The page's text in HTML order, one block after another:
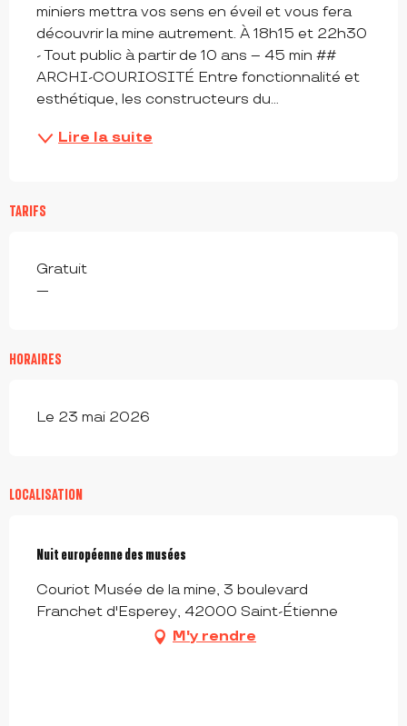
miniers mettra vos sens en éveil et vous fera
découvrir la mine autrement. À 18h15 et 22h30
- Tout public à partir de 10 ans – 45 min ##
ARCHI-COURIOSITÉ Entre fonctionnalité et
esthétique, les constructeurs du...
Lire la suite
TARIFS
Gratuit
—
HORAIRES
Le 23 mai 2026
LOCALISATION
Nuit européenne des musées
Couriot Musée de la mine, 3 boulevard
Franchet d'Esperey, 42000 Saint-Étienne
M'y rendre